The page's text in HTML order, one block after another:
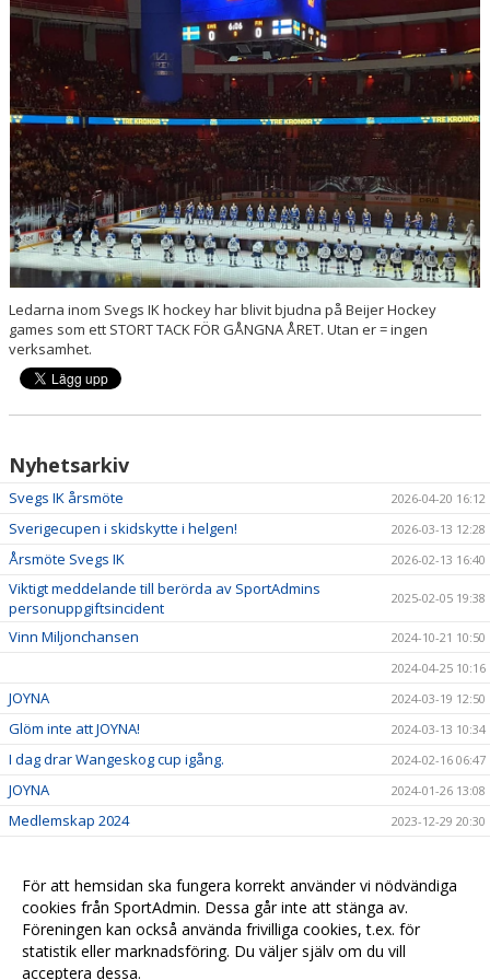
VÅRA LAG/TRÄNARE
MATCHER
Ledarna inom Svegs IK hockey har blivit bjudna på Beijer Hockey
games som ett STORT TACK FÖR GÅNGNA ÅRET. Utan er = ingen
verksamhet.
Nyhetsarkiv
Svegs IK årsmöte 2026-04-20 16:12
Sverigecupen i skidskytte i helgen! 2026-03-13 12:28
Årsmöte Svegs IK 2026-02-13 16:40
Viktigt meddelande till berörda av SportAdmins
personuppgiftsincident
2025-02-05 19:38
Vinn Miljonchansen
2024-10-21 10:50
2024-04-25 10:16
JOYNA 2024-03-19 12:50
Glöm inte att JOYNA! 2024-03-13 10:34
I dag drar Wangeskog cup igång. 2024-02-16 06:47
JOYNA 2024-01-26 13:08
Medlemskap 2024 2023-12-29 20:30
Dags att betala in medlemsavgiften för 2023 2023-03-31 15:30
Beijer hockey games 2022-05-11 07:20
Välkomna till vår nya hemsida! 2022-03-01 15:00
För att hemsidan ska fungera korrekt använder vi nödvändiga
cookies från SportAdmin. Dessa går inte att stänga av.
Föreningen kan också använda frivilliga cookies, t.ex. för
statistik eller marknadsföring. Du väljer själv om du vill
acceptera dessa.